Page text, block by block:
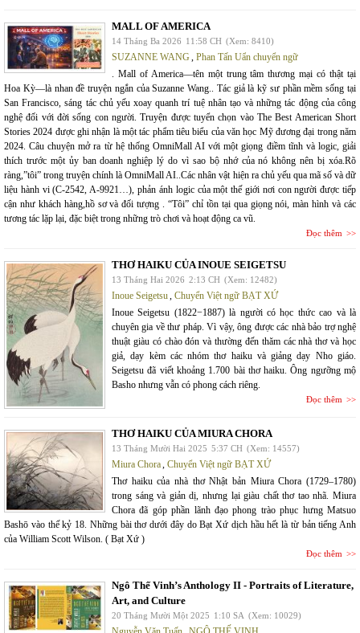
MALL OF AMERICA
14 Tháng Ba 2026 11:58 CH (Xem: 8410)
SUZANNE WANG, Phan Tấn Uẩn chuyển ngữ
. Mall of America—tên một trung tâm thương mại có thật tại
Hoa Kỳ—là nhan đề truyện ngắn của Suzanne Wang.. Tác giả là kỹ sư phần mềm sống tại
San Francisco, sáng tác chủ yếu xoay quanh trí tuệ nhân tạo và những tác động của công
nghệ đối với đời sống con người. Truyện được tuyển chọn vào The Best American Short
Stories 2024 được ghi nhận là một tác phẩm tiêu biểu của văn học Mỹ đương đại trong năm
2024. Câu chuyện mở ra từ hệ thống OmniMall AI với một giọng điềm tĩnh và logic, giải
thích trước một ủy ban doanh nghiệp lý do vì sao bộ nhớ của nó không nên bị xóa.Rõ
ràng,”tôi” trong truyện chính là OmniMall AI..Các nhân vật hiện ra chủ yếu qua mã số và dữ
liệu hành vi (C-2542, A-9921…), phản ánh logic của một thế giới nơi con người được tiếp
cận như khách hàng,hồ sơ và đối tượng . “Tôi” chỉ tồn tại qua giọng nói, màn hình và các
tương tác lặp lại, đặc biệt trong những trò chơi và hoạt động ca vũ.
Đọc thêm
THƠ HAIKU CỦA INOUE SEIGETSU
13 Tháng Hai 2026 2:13 CH (Xem: 12482)
Inoue Seigetsu, Chuyển Việt ngữ BẠT XỨ
Inoue Seigetsu (1822−1887) là người có học thức cao và là
chuyên gia về thư pháp. Vì vậy, ông được các nhà bảo trợ nghệ
thuật giàu có chào đón và thường đến thăm các nhà thơ và học
giả, dạy kèm các nhóm thơ haiku và giảng dạy Nho giáo.
Seigetsu đã viết khoảng 1.700 bài thơ haiku. Ông ngưỡng mộ
Basho nhưng vẫn có phong cách riêng.
Đọc thêm
THƠ HAIKU CỦA MIURA CHORA
13 Tháng Mười Hai 2025 5:37 CH (Xem: 14557)
Miura Chora, Chuyển Việt ngữ BẠT XỨ
Thơ haiku của nhà thơ Nhật bản Miura Chora (1729–1780)
trong sáng và giản dị, nhưng lại giàu chất thơ tao nhã. Miura
Chora đã góp phần lãnh đạo phong trào phục hưng Matsuo
Bashō vào thế kỷ 18. Những bài thơ dưới đây do Bạt Xứ dịch hầu hết là từ bản tiếng Anh
của William Scott Wilson. ( Bạt Xứ )
Đọc thêm
Ngô Thế Vinh’s Anthology II - Portraits of Literature,
Art, and Culture
20 Tháng Mười Một 2025 1:10 SA (Xem: 10029)